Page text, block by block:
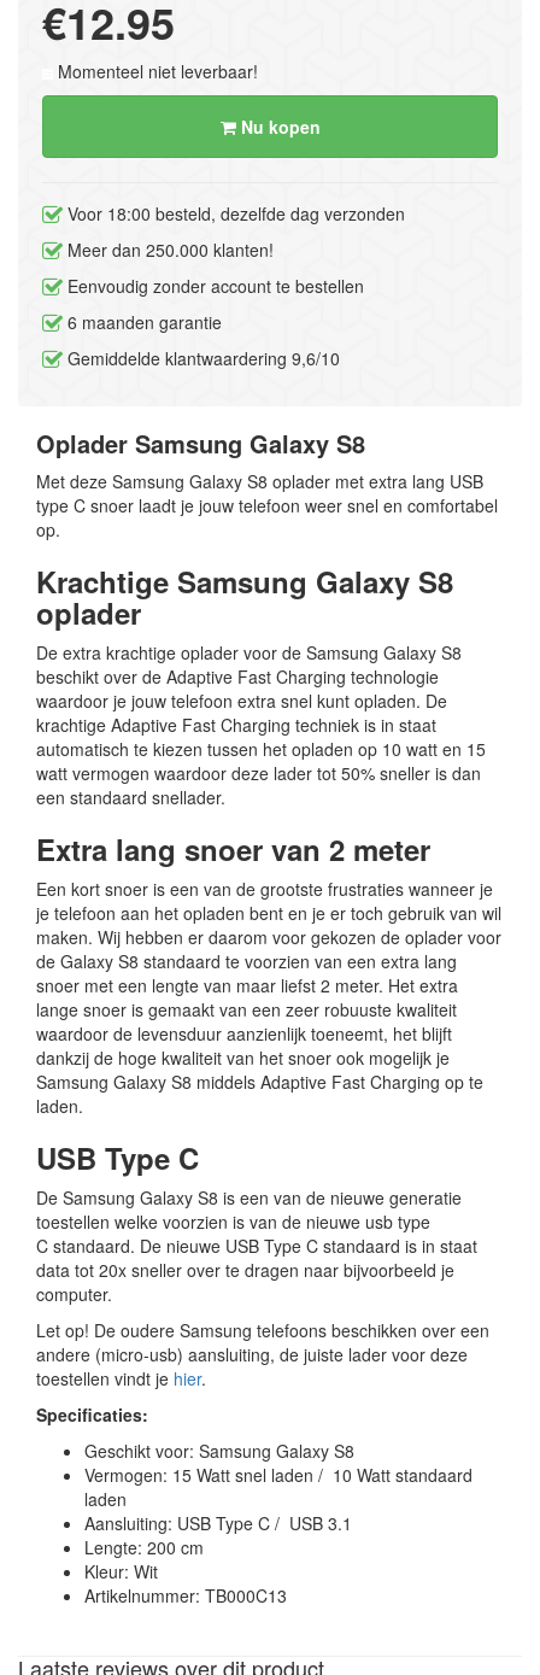
€12.95
Momenteel niet leverbaar!
Nu kopen
Voor 18:00 besteld, dezelfde dag verzonden
Meer dan 250.000 klanten!
Eenvoudig zonder account te bestellen
6 maanden garantie
Gemiddelde klantwaardering 9,6/10
Oplader Samsung Galaxy S8
Met deze Samsung Galaxy S8 oplader met extra lang USB
type C snoer laadt je jouw telefoon weer snel en comfortabel
op.
Krachtige Samsung Galaxy S8
oplader
De extra krachtige oplader voor de Samsung Galaxy S8
beschikt over de Adaptive Fast Charging technologie
waardoor je jouw telefoon extra snel kunt opladen. De
krachtige Adaptive Fast Charging techniek is in staat
automatisch te kiezen tussen het opladen op 10 watt en 15
watt vermogen waardoor deze lader tot 50% sneller is dan
een standaard snellader.
Extra lang snoer van 2 meter
Een kort snoer is een van de grootste frustraties wanneer je
je telefoon aan het opladen bent en je er toch gebruik van wil
maken. Wij hebben er daarom voor gekozen de oplader voor
de Galaxy S8 standaard te voorzien van een extra lang
snoer met een lengte van maar liefst 2 meter. Het extra
lange snoer is gemaakt van een zeer robuuste kwaliteit
waardoor de levensduur aanzienlijk toeneemt, het blijft
dankzij de hoge kwaliteit van het snoer ook mogelijk je
Samsung Galaxy S8 middels Adaptive Fast Charging op te
laden.
USB Type C
De Samsung Galaxy S8 is een van de nieuwe generatie
toestellen welke voorzien is van de nieuwe usb type
C standaard. De nieuwe USB Type C standaard is in staat
data tot 20x sneller over te dragen naar bijvoorbeeld je
computer.
Let op! De oudere Samsung telefoons beschikken over een
andere (micro-usb) aansluiting, de juiste lader voor deze
toestellen vindt je hier.
Specificaties:
Geschikt voor: Samsung Galaxy S8
Vermogen: 15 Watt snel laden / 10 Watt standaard
laden
Aansluiting: USB Type C / USB 3.1
Lengte: 200 cm
Kleur: Wit
Artikelnummer: TB000C13
Laatste reviews over dit product...